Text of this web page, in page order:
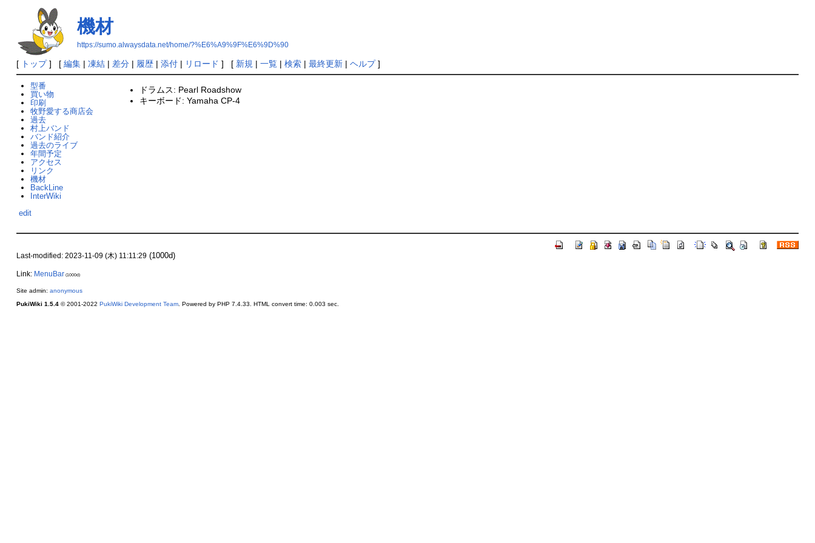
機材
https://sumo.alwaysdata.net/home/?%E6%A9%9F%E6%9D%90
[ トップ] [ 編集| 凍結| 差分| 履歴| 添付| リロード ] [ 新規 | 一覧| 検索| 最終更新| ヘルプ]
ドラムス: Pearl Roadshow
キーボード: Yamaha CP-4
型番
買い物
印刷
牧野愛する商店会
過去
村上バンド
バンド紹介
過去のライブ
年間予定
アクセス
リンク
機材
BackLine
InterWiki
edit
Last-modified: 2023-11-09 (木) 11:11:29(1000d)
Link: MenuBar (1000d)
Site admin: anonymous
PukiWiki 1.5.4© 2001-2022 PukiWiki Development Team. Powered by PHP 7.4.33. HTML convert time: 0.003 sec.